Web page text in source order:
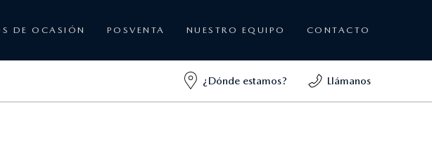
DE OCASIÓN POSVENTA NUESTRO EQUIPO CONTACTO
¿Dónde estamos? Llámanos